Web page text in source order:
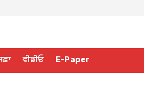
ਵੀਡੀਓ E-Paper